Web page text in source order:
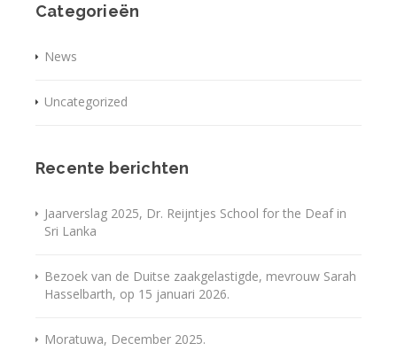
Categorieën
News
Uncategorized
Recente berichten
Jaarverslag 2025, Dr. Reijntjes School for the Deaf in
Sri Lanka
Bezoek van de Duitse zaakgelastigde, mevrouw Sarah
Hasselbarth, op 15 januari 2026.
Moratuwa, December 2025.